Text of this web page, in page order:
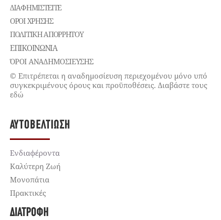
ΔΙΑΦΗΜΙΣΤΕΊΤΕ
ΌΡΟΙ ΧΡΉΣΗΣ
ΠΟΛΙΤΙΚΉ ΑΠΟΡΡΉΤΟΥ
ΕΠΙΚΟΙΝΩΝΊΑ
ΌΡΟΙ ΑΝΑΔΗΜΟΣΙΕΥΣΗΣ
© Επιτρέπεται η αναδημοσίευση περιεχομένου μόνο υπό
συγκεκριμένους όρους και προϋποθέσεις. Διαβάστε τους
εδώ
ΑΥΤΟΒΕΛΤΊΩΣΗ
Ενδιαφέροντα
Καλύτερη Ζωή
Μονοπάτια
Πρακτικές
ΔΙΑΤΡΟΦΉ